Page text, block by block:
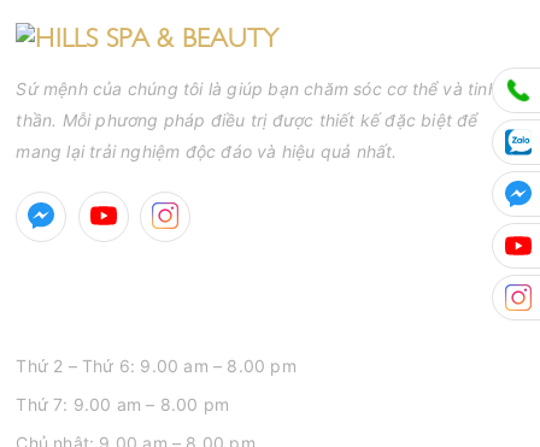
Sứ mệnh của chúng tôi là giúp bạn chăm sóc cơ thể và tinh
thần. Mỗi phương pháp điều trị được thiết kế đặc biệt để
mang lại trải nghiệm độc đáo và hiệu quả nhất.
Thứ 2 – Thứ 6: 9.00 am – 8.00 pm
Thứ 7: 9.00 am – 8.00 pm
Chủ nhật: 9.00 am – 8.00 pm